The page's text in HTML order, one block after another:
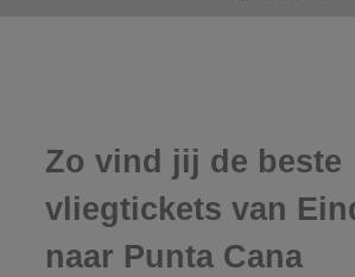
Zo vind jij de beste
vliegtickets van
naar Punta Cana